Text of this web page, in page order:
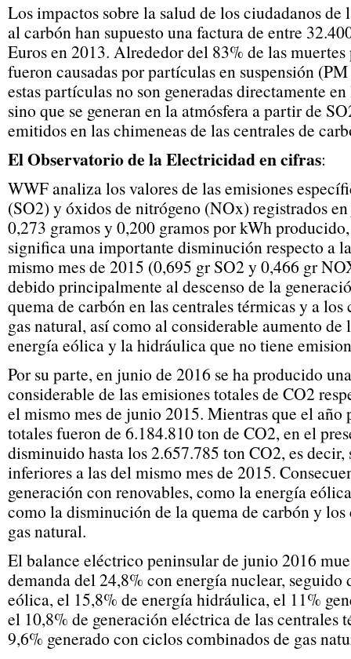
Los impactos sobre la salud de los ciudadanos
al carbón han supuesto una factura de entre
Euros en 2013. Alrededor del 83% de las
fueron causadas por partículas en suspensión
estas partículas no son generadas directamente
sino que se generan en la atmósfera a partir de
emitidos en las chimeneas de las centrales de
El Observatorio de la Electricidad en cifras:
WWF analiza los valores de las emisiones
(SO2) y óxidos de nitrógeno (NOx) registrados
0,273 gramos y 0,200 gramos por kWh
significa una importante disminución respecto a
mismo mes de 2015 (0,695 gr SO2 y 0,466 gr
debido principalmente al descenso de la
quema de carbón en las centrales térmicas y a
gas natural, así como al considerable aumento de
energía eólica y la hidráulica que no tiene
Por su parte, en junio de 2016 se ha producido
considerable de las emisiones totales de CO2
el mismo mes de junio 2015. Mientras que el año
totales fueron de 6.184.810 ton de CO2, en el
disminuido hasta los 2.657.785 ton CO2, es decir,
inferiores a las del mismo mes de 2015.
generación con renovables, como la energía
como la disminución de la quema de carbón y
gas natural.
El balance eléctrico peninsular de junio 2016
demanda del 24,8% con energía nuclear,
eólica, el 15,8% de energía hidráulica, el 11%
el 10,8% de generación eléctrica de las centrales
9,6% generado con ciclos combinados de gas